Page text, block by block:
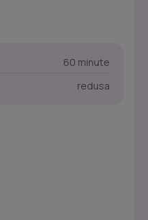
60 minute
redusa